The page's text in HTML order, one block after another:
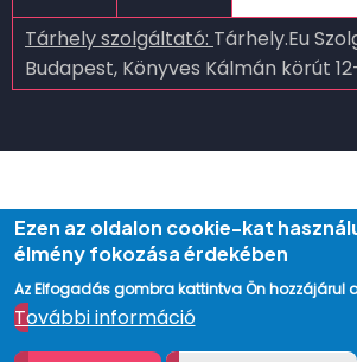
Tárhely szolgáltató: Tárhely.Eu
Budapest, Könyves Kálmán körút
Ezen az oldalon cookie-kat
élmény fokozása érdekében
Az Elfogadás gombra kattintva Ön hozzájárul
További információ